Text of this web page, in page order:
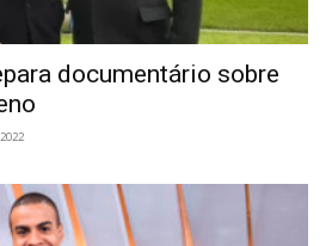
documentário sobre